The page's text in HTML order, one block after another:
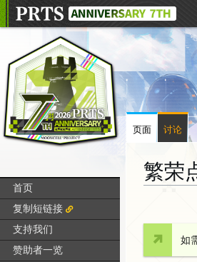
繁荣
如
页面 讨论
首页
复制短链接
支持我们
赞助者一览